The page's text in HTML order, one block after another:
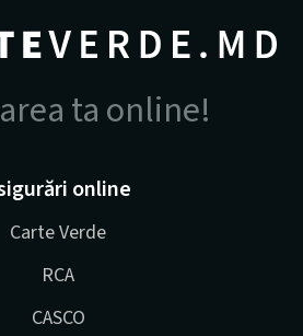
ta online!
online
Carte Verde
RCA
CASCO